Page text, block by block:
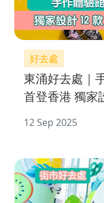
好去處
東涌好去處｜
首登香港 獨家
12 Sep 2025